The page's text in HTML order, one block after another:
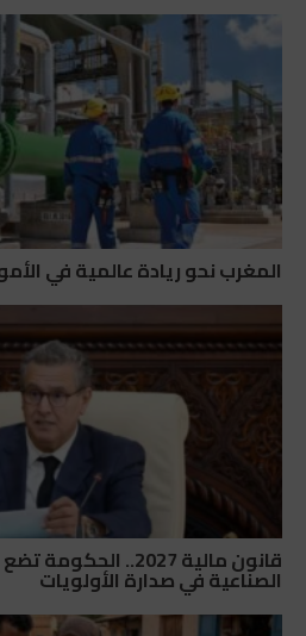
المغرب نحو ريادة عالمية في
قانون مالية 2027..
الصناعية في صدارة الأولويات